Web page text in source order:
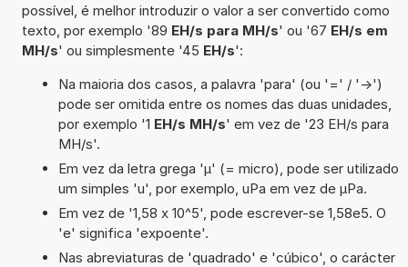
possível, é melhor introduzir o valor a ser convertido como
texto, por exemplo '89 EH/s para MH/s' ou '67 EH/s em
MH/s' ou simplesmente '45 EH/s':
Na maioria dos casos, a palavra 'para' (ou '=' / '->')
pode ser omitida entre os nomes das duas unidades,
por exemplo '1 EH/s MH/s' em vez de '23 EH/s para
MH/s'.
Em vez da letra grega 'µ' (= micro), pode ser utilizado
um simples 'u', por exemplo, uPa em vez de µPa.
Em vez de '1,58 x 10^5', pode escrever-se 1,58e5. O
'e' significa 'expoente'.
Nas abreviaturas de 'quadrado' e 'cúbico', o carácter